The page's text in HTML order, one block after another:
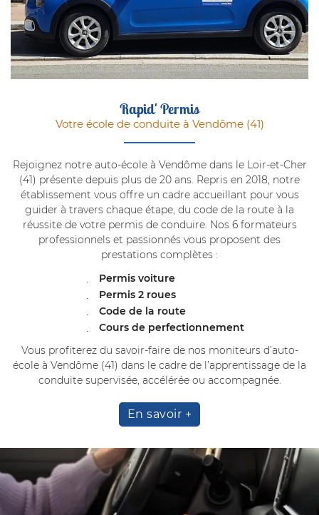
Rapid' Permis
Votre école de conduite à Vendôme (41)
Rejoignez notre auto-école à Vendôme dans le Loir-et-Cher
(41) présente depuis plus de 20 ans. Repris en 2018, notre
établissement vous offre un cadre accueillant pour vous
guider à travers chaque étape, du code de la route à la
réussite de votre permis de conduire. Nos 6 formateurs
professionnels et passionnés vous proposent des
prestations complètes :
Permis voiture
Permis 2 roues
Code de la route
Cours de perfectionnement
Vous profiterez du savoir-faire de nos moniteurs d’auto-
école à Vendôme (41) dans le cadre de l’apprentissage de la
conduite supervisée, accélérée ou accompagnée.
En savoir +